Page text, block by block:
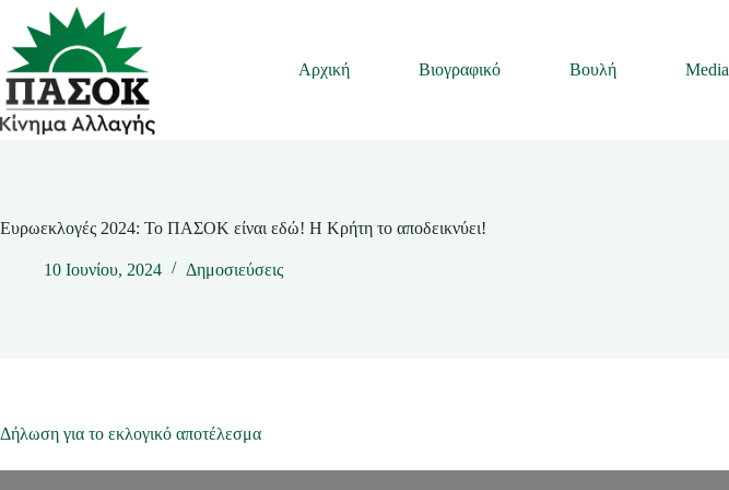
Μετάβαση
περιεχόμενο
Αρχική
Βιογραφικό Βουλή Media
Ευρωεκλογές 2024: Το ΠΑΣΟΚ είναι εδώ! Η Κρήτη το αποδεικνύει!
10 Ιουνίου, 2024 Δημοσιεύσεις
Δήλωση για το εκλογικό αποτέλεσμα